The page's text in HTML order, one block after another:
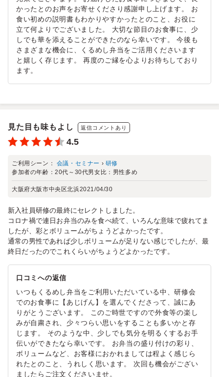
かったとのお声をお寄せくださり感謝申し上げます。 お
食い初めの説明書もわかりやすかったとのこと、お役に
立て何よりでございました。 大切な節目のお食事に、少
しでも華を添えることができたのなら幸いです。 今後も
さまざまな機会に、くるめし弁当をご活用くださいます
と嬉しく存じます。 再度のご縁を心よりお待ちしており
ます。
見た目も味もよし 返信コメントあり
4.5
ご利用シーン： 会議・セミナー › 研修
参加者の年齢：20代～30代男女比： 男性多め
大阪府大阪市中央区北浜2021/04/30
新入社員研修の最終にセレクトしました。
コロナ禍で連日お弁当のみを食べ続て、いろんな意味で疲れてま
したが、彩とボリュームがちょうどよかったです。
通常の男性であれば少しボリュームが足りない感じでしたが、最
終日だったのでこれくらいがちょうどよかったです。
口コミへの返信
いつもくるめし弁当をご利用いただいている中、研修会
でのお食事に【あじげん】を選んでくださって、誠にあ
りがとうございます。 このご時世ですので外食等の楽し
みが自粛され、少々つらい思いをすることも多いかと存
じます。 そのような中、少しでも気分を明るくするお手
伝いができたなら幸いです。 お弁当の盛り付けの彩り、
ボリュームなど、お客様におかれましては程よく感じら
れたとのこと、うれしく思います。 次回も機会がござい
ましたらご注文くださいませ。